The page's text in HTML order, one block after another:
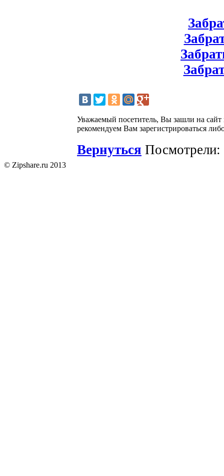
Уважаемый посетитель, Вы зашли на
рекомендуем Вам зарегистрироваться
Вернуться Посмотрели:
© Zipshare.ru 2013